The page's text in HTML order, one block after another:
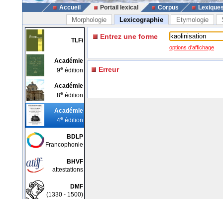
Accueil Portail lexical Corpus
Morphologie Lexicographie Etymologie
TLFi
Académie
9e édition
Académie
8e édition
Académie
4e édition
BDLP
Francophonie
BHVF
attestations
DMF
(1330 - 1500)
Entrez une forme
options d'affichage
Erreur